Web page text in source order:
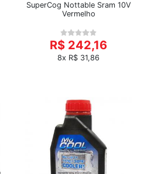
SuperCog Nottable Sram 10V
Vermelho
R$ 242,16
8x R$ 31,86